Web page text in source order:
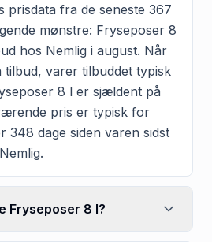
prisdata fra de seneste 367
mønstre: Fryseposer 8
hos Nemlig i august. Når
varer tilbuddet typisk
8 l er sjældent på
pris er typisk for
348 dage siden varen sidst
Fryseposer 8 l?